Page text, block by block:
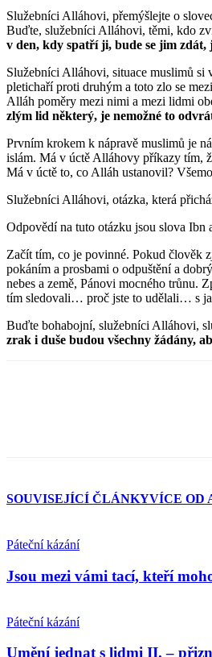
Služebníci Alláhovi, přemýšlejte o
Buďte, služebníci Alláhovi, těmi, kdo
v den, kdy spatří ji, bude se jim
Služebníci Alláhovi, situace muslimů si
pletichaří proti druhým a toto zlo se
Alláh poměry mezi nimi a mezi lidmi
zlým lid některý, je nemožné to
Prvním krokem k nápravě muslimů je
islám. Má v úctě Alláhovy příkazy tím,
Má v úctě to, co Alláh ustanovil?
Služebníci Alláhovi, otázka, která
Odpovědí na tuto otázku jsou slova
Začít tím, co je povinné. Pokud člověk
pokáním a prosbami o odpuštění a
nebes a země, Pánovi mocného trůnu.
tím sledovali… proč jste to udělali… s
Buďte bohabojní, služebníci Alláhovi,
zrak i duše budou všechny žádány,
SOUVISEJÍCÍ ČLÁNKYVÍCE OD
Páteční kázání
Jsou mezi vámi tací, kteří
Páteční kázání
Umění jednat s lidmi II. –